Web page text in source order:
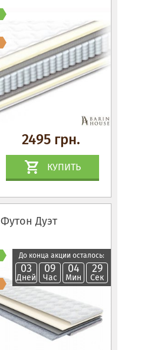
2495 грн.
КУПИТЬ
Футон Дуэт
До конца акции осталось:
03
Дней
09
Час
04
Мин
28
Сек